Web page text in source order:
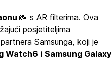
📸 s AR filterima. Ova
posjetiteljima
Samsunga, koji je
Watch6 i Samsung Galaxy